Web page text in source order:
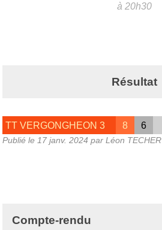
à 20h30
Résultat
TT VERGONGHEON 3 8 6
Publié le 17 janv. 2024 par Léon TECHER
Compte-rendu